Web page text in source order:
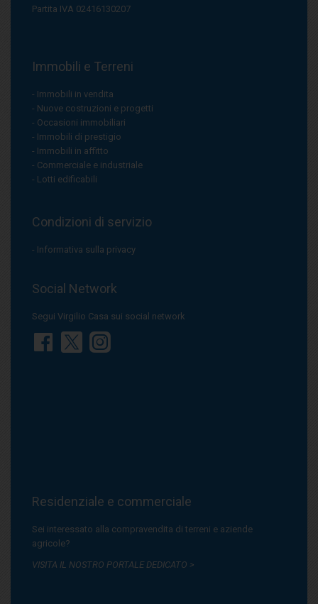
Partita IVA 02416130207
Immobili e Terreni
Immobili in vendita
Nuove costruzioni e progetti
Occasioni immobiliari
Immobili di prestigio
Immobili in affitto
Commerciale e industriale
Lotti edificabili
Condizioni di servizio
Informativa sulla privacy
Social Network
Segui Virgilio Casa sui social network
Residenziale e commerciale
Sei interessato alla compravendita di terreni e aziende
agricole?
VISITA IL NOSTRO PORTALE DEDICATO >